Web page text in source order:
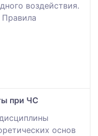
воздействия.
при ЧС
основ